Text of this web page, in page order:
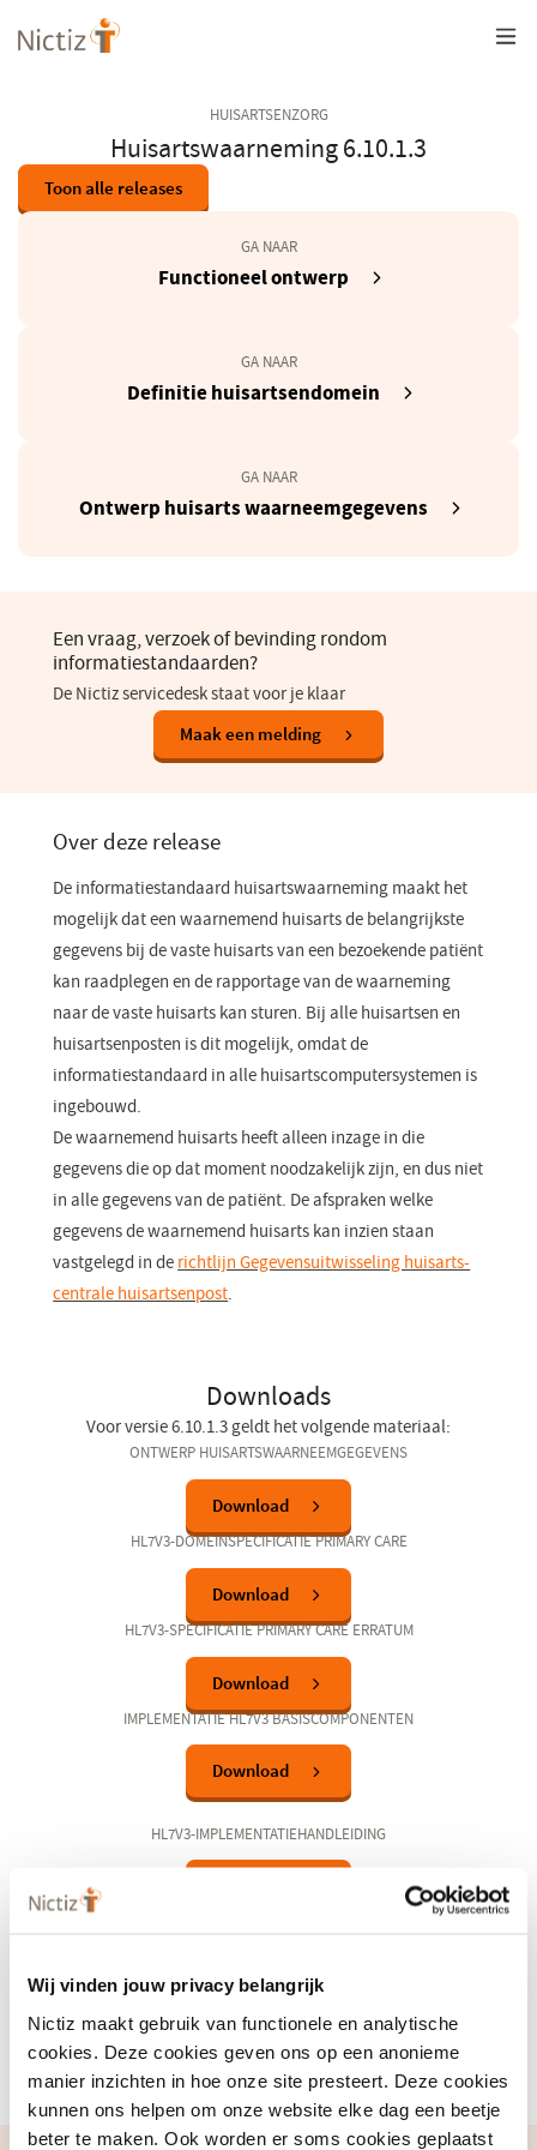
Wij vinden jouw privacy belangrijk
Nictiz maakt gebruik van functionele en analytische
cookies. Deze cookies geven ons op een anonieme
manier inzichten in hoe onze site presteert. Deze cookies
kunnen ons helpen om onze website elke dag een beetje
beter te maken. Ook worden er soms cookies geplaatst
Overslaan
en
HUISARTSENZORG
Huisartswaarneming 6.10.1.3
Toon alle releases
GA NAAR
Functioneel ontwerp
GA NAAR
Definitie huisartsendomein
GA NAAR
Ontwerp huisarts waarneemgegevens
Een vraag, verzoek of bevinding rondom
informatiestandaarden?
De Nictiz servicedesk staat voor je klaar
Maak een melding
in
Over deze release
De informatiestandaard huisartswaarneming maakt het
mogelijk dat een waarnemend huisarts de belangrijkste
gegevens bij de vaste huisarts van een bezoekende patiënt
kan raadplegen en de rapportage van de waarneming
naar de vaste huisarts kan sturen. Bij alle huisartsen en
huisartsenposten is dit mogelijk, omdat de
informatiestandaard in alle huisartscomputersystemen is
ingebouwd.
De waarnemend huisarts heeft alleen inzage in die
gegevens die op dat moment noodzakelijk zijn, en dus niet
in alle gegevens van de patiënt. De afspraken welke
gegevens de waarnemend huisarts kan inzien staan
vastgelegd in de richtlijn Gegevensuitwisseling huisarts-
centrale huisartsenpost(opent
nieuw
venster)
.
Downloads
Voor versie 6.10.1.3 geldt het volgende materiaal:
ONTWERP HUISARTSWAARNEEMGEGEVENS
Download
HL7V3-DOMEINSPECIFICATIE PRIMARY CARE​
Download
HL7V3-SPECIFICATIE PRIMARY CARE ERRATUM​
Download
IMPLEMENTATIE HL7V3 BASISCOMPONENTEN
Download
HL7V3-IMPLEMENTATIEHANDLEIDING
Download
een
nieuw
venster)
Download